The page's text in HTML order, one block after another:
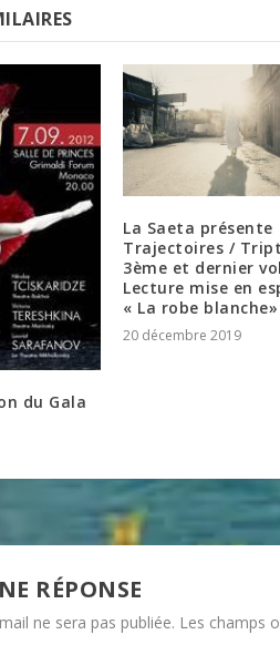
du Gala
La Saeta présente
Trajectoires /
3ème et dernier
Lecture mise en
« La robe blanche»
20 décembre 2019
RÉPONSE
ne sera pas publiée. Les champs